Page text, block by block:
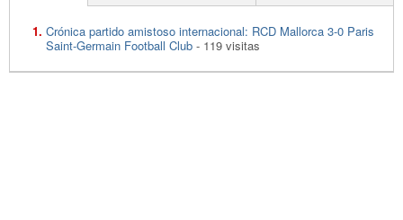
Crónica partido amistoso internacional: RCD Mallorca 3-0 Paris
Saint-Germain Football Club - 119 visitas